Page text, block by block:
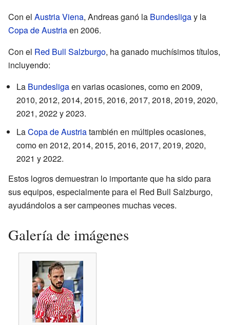
Con el Austria Viena, Andreas ganó la Bundesligay la
Copa de Austriaen 2006.
Con el Red Bull Salzburgo, ha ganado muchísimos títulos,
incluyendo:
La Bundesligaen varias ocasiones, como en 2009,
2010, 2012, 2014, 2015, 2016, 2017, 2018, 2019, 2020,
2021, 2022 y 2023.
LaCopa de Austriatambién en múltiples ocasiones,
como en 2012, 2014, 2015, 2016, 2017, 2019, 2020,
2021 y 2022.
Estos logros demuestran lo importante que ha sido para
sus equipos, especialmente para el Red Bull Salzburgo,
ayudándolos a ser campeones muchas veces.
Galería de imágenes